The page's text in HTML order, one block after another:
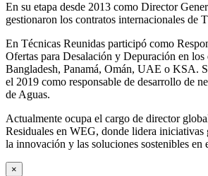
En su etapa desde 2013 como Director
gestionaron los contratos internacionales de
En Técnicas Reunidas participó como
Ofertas para Desalación y Depuración en los
Bangladesh, Panamá, Omán, UAE o KSA.
el 2019 como responsable de desarrollo de
de Aguas.
Actualmente ocupa el cargo de director
Residuales en WEG, donde lidera iniciativas
la innovación y las soluciones sostenibles en
×